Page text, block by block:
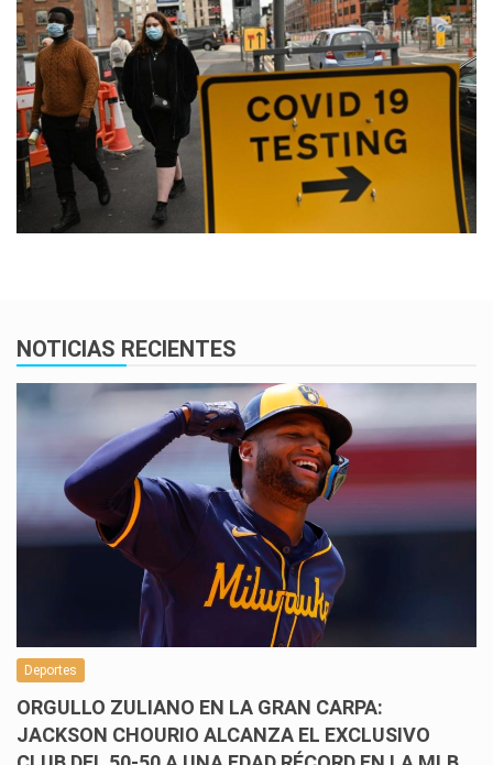
NOTICIAS RECIENTES
Deportes
ORGULLO ZULIANO EN LA GRAN CARPA:
JACKSON CHOURIO ALCANZA EL EXCLUSIVO